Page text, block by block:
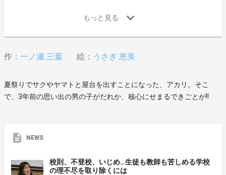
作： 一ノ瀬 三葉 絵： うさぎ 恵美
夏祭りでサクやヤマトと屋台を出すことになった、アカリ。そこ
で、3年前の思い出の男の子がだれか、核心にせまるできごとが!!
NEWS
校則、不登校、いじめ…生徒も教師も苦しめる学校
の理不尽を取り除くには